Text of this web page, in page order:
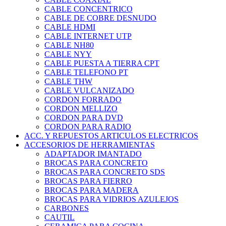
CABLE CONCENTRICO
CABLE DE COBRE DESNUDO
CABLE HDMI
CABLE INTERNET UTP
CABLE NH80
CABLE NYY
CABLE PUESTA A TIERRA CPT
CABLE TELEFONO PT
CABLE THW
CABLE VULCANIZADO
CORDON FORRADO
CORDON MELLIZO
CORDON PARA DVD
CORDON PARA RADIO
ACC. Y REPUESTOS ARTICULOS ELECTRICOS
ACCESORIOS DE HERRAMIENTAS
ADAPTADOR IMANTADO
BROCAS PARA CONCRETO
BROCAS PARA CONCRETO SDS
BROCAS PARA FIERRO
BROCAS PARA MADERA
BROCAS PARA VIDRIOS AZULEJOS
CARBONES
CAUTIL